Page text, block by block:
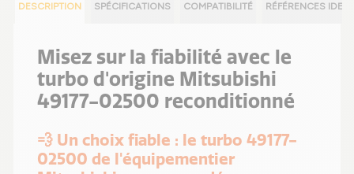
DESCRIPTION SPÉCIFICATIONS COMPATIBILITÉ RÉFÉRENCES
Misez sur la fiabilité avec le
turbo d'origine Mitsubishi
49177-02500 reconditionné
💨 Un choix fiable : le turbo 49177-
02500 de l'équipementier